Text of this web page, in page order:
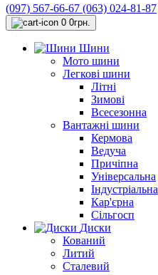
(097) 567-66-67 (063) 024-81-87
0 0грн.
Шини
Мото шини
Легкові шини
Літні
Зимові
Всесезонна
Вантажні шини
Кермова
Ведуча
Причіпна
Універсальна
Індустріальна
Кар'єрна
Сільгосп
Диски
Кований
Литий
Сталевий